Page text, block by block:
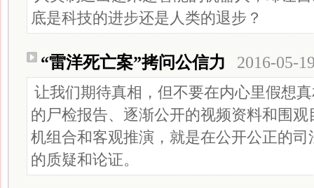
底是科技的进步还是人类的退步？
“雷洋死亡案”拷问公信力 2016-05-
让我们期待真相，但不要在内心里假想
的尸检报告、逐渐公开的视频资料和围
机组合和客观推演，就是在公开公正的
的质疑和论证。